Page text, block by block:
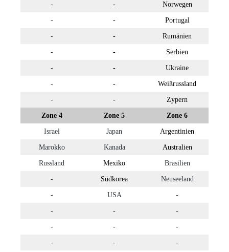
- - Norwegen
- - Portugal
- - Rumänien
- - Serbien
- - Ukraine
- - Weißrussland
- - Zypern
Zone 4 Zone 5 Zone 6
Israel Japan Argentinien
Marokko Kanada Australien
Russland Mexiko Brasilien
- Südkorea Neuseeland
- USA -
- - -
- - -
- - -